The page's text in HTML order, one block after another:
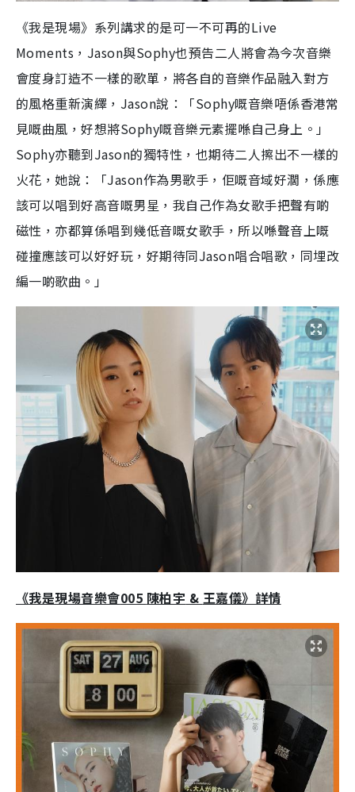
《我是現場》系列講求的是可一不可再的Live
Moments ， Jason與Sophy也預告二人將會為今次音樂
會度身訂造不一樣的歌單，將各自的音樂作品融入對方
的風格重新演繹， Jason說：「Sophy嘅音樂唔係香港常
見嘅曲風，好想將Sophy嘅音樂元素擺喺自己身上。」
Sophy亦聽到Jason的獨特性，也期待二人擦出不一樣的
火花，她說：「Jason作為男歌手，佢嘅音域好濶，係應
該可以唱到好高音嘅男星，我自己作為女歌手把聲有啲
磁性，亦都算係唱到幾低音嘅女歌手，所以喺聲音上嘅
碰撞應該可以好好玩，好期待同Jason唱合唱歌，同埋改
編一啲歌曲。」
《我是現場音樂會005 陳柏宇 & 王嘉儀》詳情